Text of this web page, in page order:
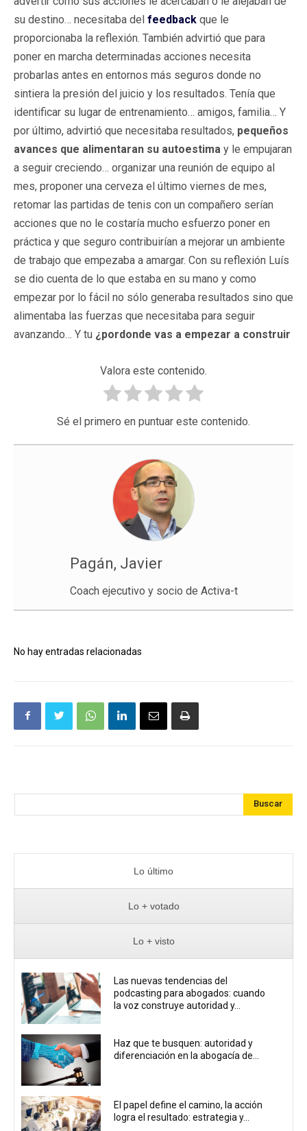
su destino… necesitaba del feedback que le
proporcionaba la reflexión. También advirtió que para
poner en marcha determinadas acciones necesita
probarlas antes en entornos más seguros donde no
sintiera la presión del juicio y los resultados. Tenía que
identificar su lugar de entrenamiento… amigos, familia… Y
por último, advirtió que necesitaba resultados, pequeños
avances que alimentaran su autoestima y le empujaran
a seguir creciendo… organizar una reunión de equipo al
mes, proponer una cerveza el último viernes de mes,
retomar las partidas de tenis con un compañero serían
acciones que no le costaría mucho esfuerzo poner en
práctica y que seguro contribuirían a mejorar un ambiente
de trabajo que empezaba a amargar. Con su reflexión Luís
se dio cuenta de lo que estaba en su mano y como
empezar por lo fácil no sólo generaba resultados sino que
alimentaba las fuerzas que necesitaba para seguir
avanzando… Y tu ¿pordonde vas a empezar a construir
Valora este contenido.
Sé el primero en puntuar este contenido.
Pagán, Javier
Coach ejecutivo y socio de Activa-t
No hay entradas relacionadas
Buscar
Lo último
Lo + votado
Lo + visto
Las nuevas tendencias del
podcasting para abogados: cuando
la voz construye autoridad y...
Haz que te busquen: autoridad y
diferenciación en la abogacía de...
El papel define el camino, la acción
logra el resultado: estrategia y...